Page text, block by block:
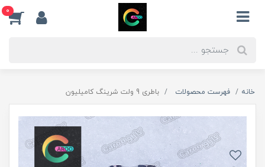
0
خانه فهرست محصولات باطری 9 ولت شرینگ کامیلیون